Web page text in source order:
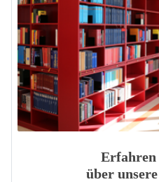
Erfahren
über